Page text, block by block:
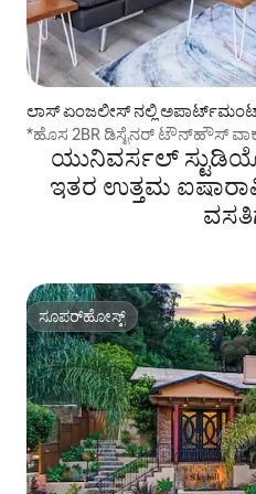
ಲಾಸ್ ಏಂಜಲೀಸ್ ನಲ್ಲಿ
*ಹೊಸ 2BR ಡಿಸೈನರ್ ಟೌನ್‌ಹೌಸ್
ಯುನಿವರ್ಸಲ್
ಇತರ ಉತ್ತಮ
ಸೂಪರ್‌ಹೋಸ್ಟ್
ಸೂಪರ್‌ಹೋಸ್ಟ್